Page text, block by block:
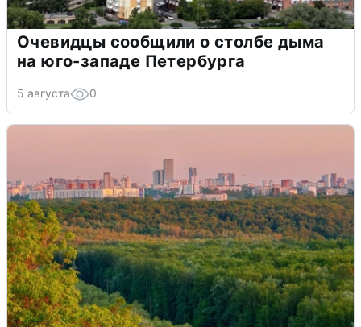
Очевидцы сообщили о столбе дыма
на юго-западе Петербурга
5 августа 0